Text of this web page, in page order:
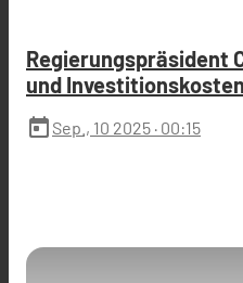
Regierungspräsident
und Investitionskosten
today Sep., 10 2025 · 00:15